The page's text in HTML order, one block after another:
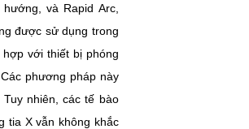
và Rapid Arc,
được sử dụng trong
với thiết bị phóng
phương pháp này
nhiên, các tế bào
tia X vẫn không khắc